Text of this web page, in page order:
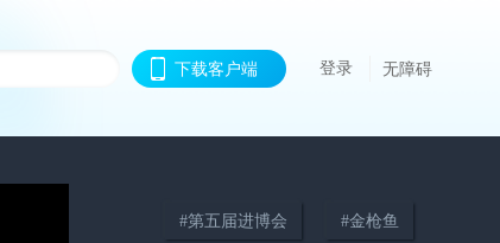
下载客户端 登录 无障碍
#第五届进博会 #金枪鱼